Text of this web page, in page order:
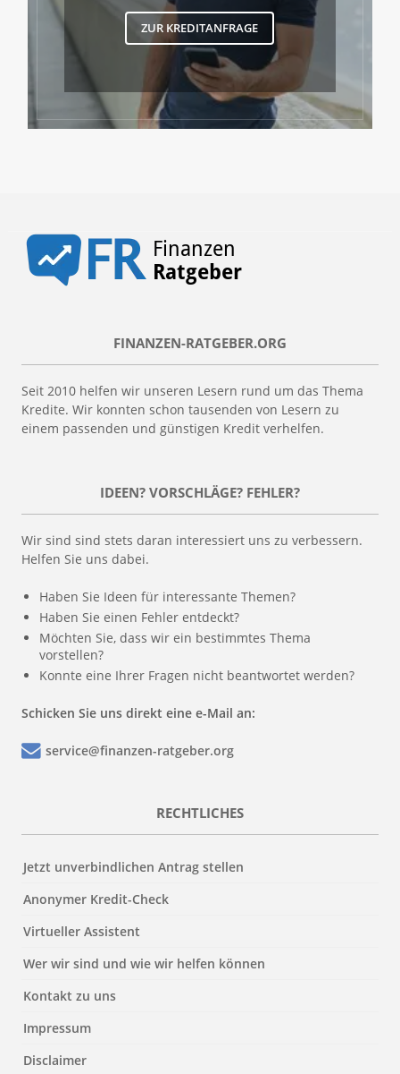
ZUR KREDITANFRAGE
FINANZEN-RATGEBER.ORG
Seit 2010 helfen wir unseren Lesern rund um das Thema
Kredite. Wir konnten schon tausenden von Lesern zu
einem passenden und günstigen Kredit verhelfen.
IDEEN? VORSCHLÄGE? FEHLER?
Wir sind sind stets daran interessiert uns zu verbessern.
Helfen Sie uns dabei.
Haben Sie Ideen für interessante Themen?
Haben Sie einen Fehler entdeckt?
Möchten Sie, dass wir ein bestimmtes Thema
vorstellen?
Konnte eine Ihrer Fragen nicht beantwortet werden?
Schicken Sie uns direkt eine e-Mail an:
service@finanzen-ratgeber.org
RECHTLICHES
Jetzt unverbindlichen Antrag stellen
Anonymer Kredit-Check
Virtueller Assistent
Wer wir sind und wie wir helfen können
Kontakt zu uns
Impressum
Disclaimer